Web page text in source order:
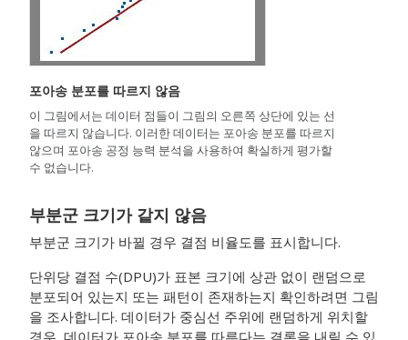
포아송 분포를 따르지 않음
이 그림에서는 데이터 점들이 그림의 오른쪽 상단에 있는 선
을 따르지 않습니다. 이러한 데이터는 포아송 분포를 따르지
않으며 포아송 공정 능력 분석을 사용하여 확실하게 평가할
수 없습니다.
부분군 크기가 같지 않음
부분군 크기가 바뀔 경우 결점 비율도를 표시합니다.
단위당 결점 수(DPU)가 표본 크기에 상관 없이 랜덤으로
분포되어 있는지 또는 패턴이 존재하는지 확인하려면 그림
을 조사합니다. 데이터가 중심선 주위에 랜덤하게 위치할